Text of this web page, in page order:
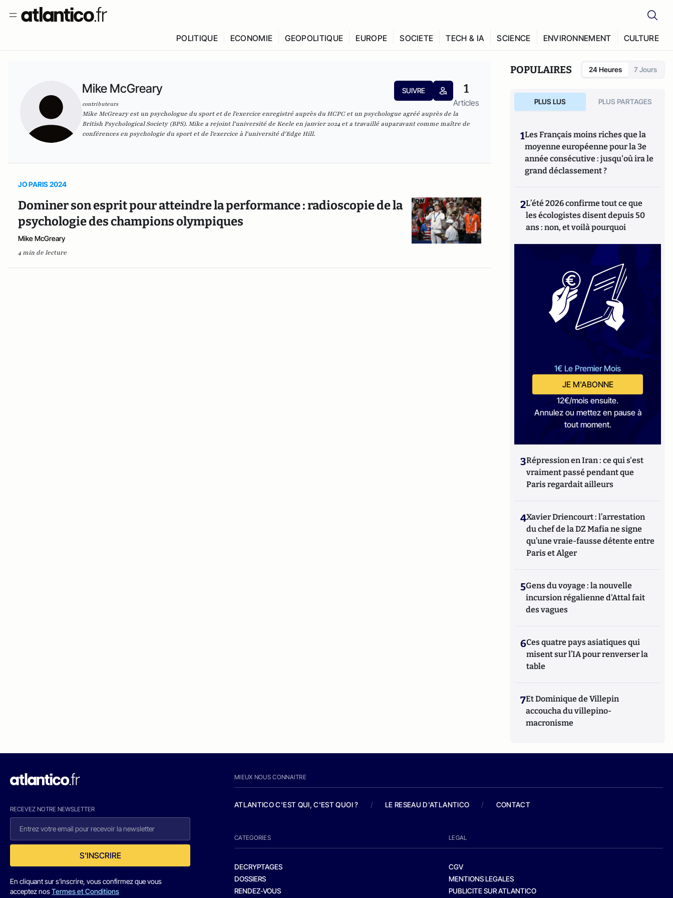
POLITIQUE ECONOMIE GEOPOLITIQUE EUROPE SOCIETE TECH & IA SCIENCE ENVIRONNEMENT CULTURE
Mike McGreary
contributeurs
SUIVRE 1
Articles
Mike McGreary est un psychologue du sport et de l'exercice enregistré auprès du HCPC et un psychologue agréé auprès de la
British Psychological Society (BPS). Mike a rejoint l'université de Keele en janvier 2024 et a travaillé auparavant comme maître de
conférences en psychologie du sport et de l'exercice à l'université d'Edge Hill.
JO PARIS 2024
Dominer son esprit pour atteindre la performance : radioscopie de la
psychologie des champions olympiques
Mike McGreary
4 min de lecture
POPULAIRES 24 Heures 7 Jours
PLUS LUS PLUS PARTAGES
1Les Français moins riches que la
moyenne européenne pour la 3e
année consécutive : jusqu'où ira le
grand déclassement ?
2L’été 2026 confirme tout ce que
les écologistes disent depuis 50
ans : non, et voilà pourquoi
1€ Le Premier Mois
JE M'ABONNE
12€/mois ensuite.
Annulez ou mettez en pause à
tout moment.
3Répression en Iran : ce qui s'est
vraiment passé pendant que
Paris regardait ailleurs
4Xavier Driencourt : l’arrestation
du chef de la DZ Mafia ne signe
qu’une vraie-fausse détente entre
Paris et Alger
5Gens du voyage : la nouvelle
incursion régalienne d'Attal fait
des vagues
6Ces quatre pays asiatiques qui
misent sur l’IA pour renverser la
table
7Et Dominique de Villepin
accoucha du villepino-
macronisme
RECEVEZ NOTRE NEWSLETTER
S'INSCRIRE
En cliquant sur s'inscrire, vous confirmez que vous
acceptez nosTermes et Conditions
MIEUX NOUS CONNAITRE
ATLANTICO C'EST QUI, C'EST QUOI ? / LE RESEAU D'ATLANTICO / CONTACT
CATEGORIES
DECRYPTAGES
DOSSIERS
RENDEZ-VOUS
LEGAL
CGV
MENTIONS LEGALES
PUBLICITE SUR ATLANTICO